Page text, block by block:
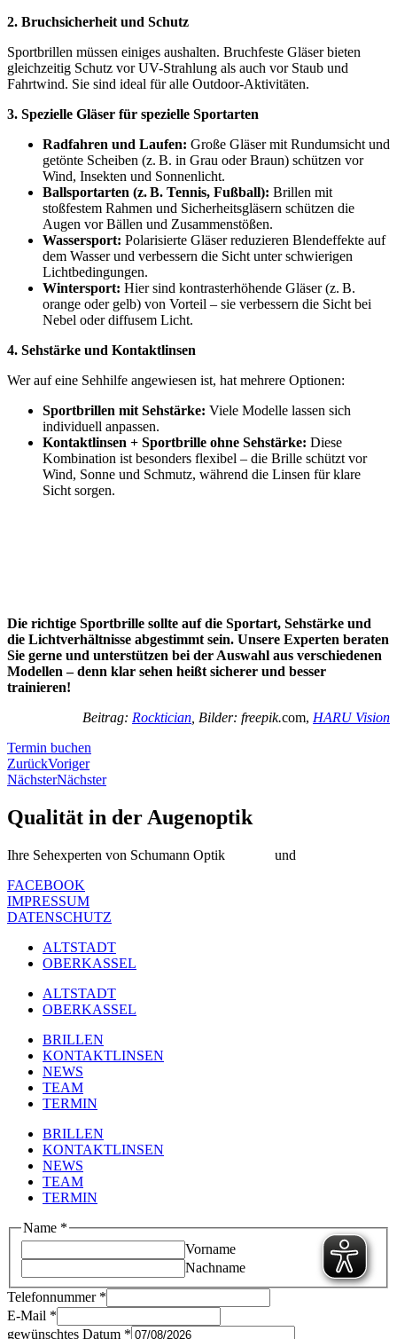
2. Bruchsicherheit und Schutz
Sportbrillen müssen einiges aushalten. Bruchfeste Gläser bieten
gleichzeitig Schutz vor UV-Strahlung als auch vor Staub und
Fahrtwind. Sie sind ideal für alle Outdoor-Aktivitäten.
3. Spezielle Gläser für spezielle Sportarten
Radfahren und Laufen: Große Gläser mit Rundumsicht und
getönte Scheiben (z. B. in Grau oder Braun) schützen vor
Wind, Insekten und Sonnenlicht.
Ballsportarten (z.B. Tennis, Fußball): Brillen mit
stoßfestem Rahmen und Sicherheitsgläsern schützen die
Augen vor Bällen und Zusammenstößen.
Wassersport: Polarisierte Gläser reduzieren Blendeffekte auf
dem Wasser und verbessern die Sicht unter schwierigen
Lichtbedingungen.
Wintersport: Hier sind kontrasterhöhende Gläser (z. B.
orange oder gelb) von Vorteil – sie verbessern die Sicht bei
Nebel oder diffusem Licht.
4. Sehstärke und Kontaktlinsen
Wer auf eine Sehhilfe angewiesen ist, hat mehrere Optionen:
Sportbrillen mit Sehstärke: Viele Modelle lassen sich
individuell anpassen.
Kontaktlinsen + Sportbrille ohne Sehstärke: Diese
Kombination ist besonders flexibel – die Brille schützt vor
Wind, Sonne und Schmutz, während die Linsen für klare
Sicht sorgen.
Die richtige Sportbrille sollte auf die Sportart, Sehstärke und
die Lichtverhältnisse abgestimmt sein. Unsere Experten beraten
Sie gerne und unterstützen bei der Auswahl aus verschiedenen
Modellen – denn klar sehen heißt sicherer und besser
trainieren!
Beitrag: Rocktician , Bilder: freepik.com, HARU Vision
Termin buchen
ZurückVoriger
NächsterNächster
Qualität in der Augenoptik
Ihre Sehexperten von Schumann Optik und
FACEBOOK
IMPRESSUM
DATENSCHUTZ
ALTSTADT
OBERKASSEL
ALTSTADT
OBERKASSEL
BRILLEN
KONTAKTLINSEN
NEWS
TEAM
TERMIN
BRILLEN
KONTAKTLINSEN
NEWS
TEAM
TERMIN
Name *
Vorname
Nachname
Telefonnummer *
E-Mail *
gewünschtes Datum *